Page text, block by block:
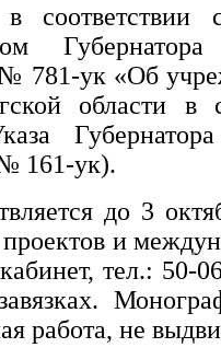
в соответствии
Губернатора
№ 781-ук «Об
области
Губернатора
161-ук).
до 3
и
тел.: 50-
работа, не